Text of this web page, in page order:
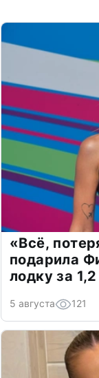
«Всё,
подарила
лодку за
5 августа 121